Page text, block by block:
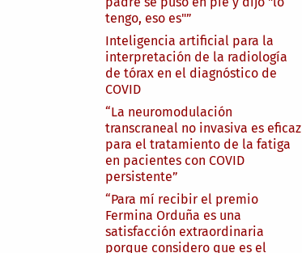
tengo, eso es"”
Inteligencia artificial para la
interpretación de la radiología
de tórax en el diagnóstico de
COVID
“La neuromodulación
transcraneal no invasiva es eficaz
para el tratamiento de la fatiga
en pacientes con COVID
persistente”
“Para mí recibir el premio
Fermina Orduña es una
satisfacción extraordinaria
porque considero que es el